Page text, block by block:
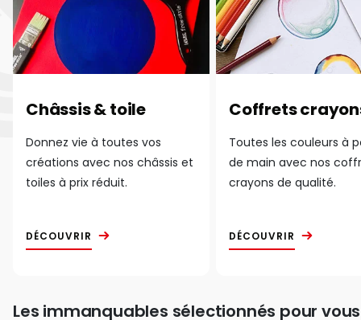
Châssis & toile
Donnez vie à toutes vos
créations avec nos châssis et
toiles à prix réduit.
DÉCOUVRIR
Coffrets
Toutes les couleurs à
de main avec nos
crayons de qualité.
DÉCOUVRIR
Les immanquables sélectionnés pour vous